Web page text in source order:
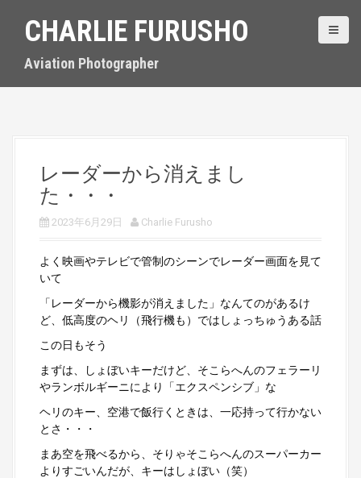
CHARLIE FURUSHO
Aviation Photographer
レーダーから消えまし
た・・・
2023年6月29日 Charlie Furusho
よく映画やテレビで管制のシーンでレーダー画面を見て
いて
「レーダーから機影が消えました」なんてのがあるけ
ど、低高度のヘリ（飛行機も）ではしょっちゅうある話
この日もそう
まずは、しょぼいキーだけど、そこらへんのフェラーリ
やランボルギーニにより「エクスペンシブ」な
ヘリのキー、空港で飯行くときは、一応持って行かない
とさ・・・
まあ空を飛べるから、そりゃそこらへんのスーパーカー
よりすごいんだが、キーはしょぼい（笑）